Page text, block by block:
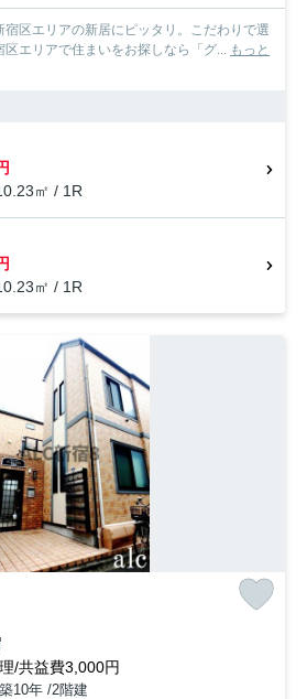
宿区エリアの新居にピッタリ。こだわりで選
エリアで住まいをお探しなら「グ...
もっと
㎡ / 1R
㎡ / 1R
/共益費3,000円
10年 /2階建